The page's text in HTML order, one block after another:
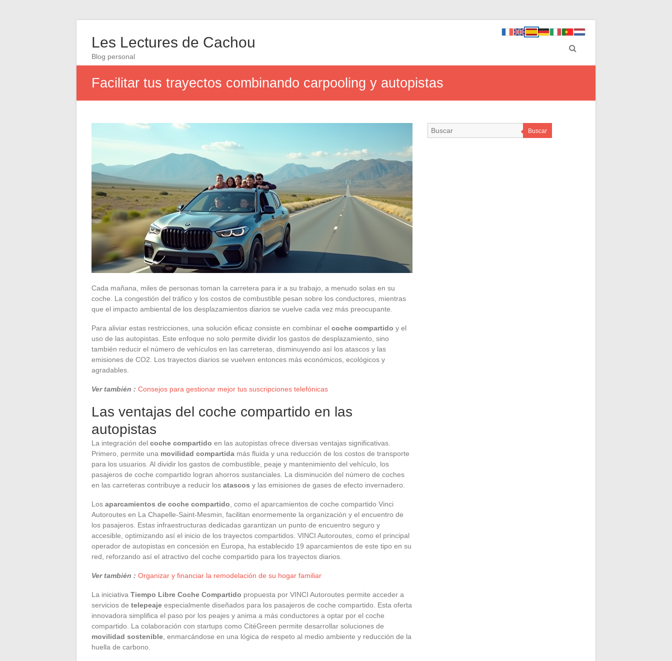
Les Lectures de Cachou
Blog personal
Facilitar tus trayectos combinando carpooling y autopistas
Cada mañana, miles de personas toman la carretera para ir a su trabajo, a menudo solas en su
coche. La congestión del tráfico y los costos de combustible pesan sobre los conductores, mientras
que el impacto ambiental de los desplazamientos diarios se vuelve cada vez más preocupante.
Para aliviar estas restricciones, una solución eficaz consiste en combinar el coche compartido y el
uso de las autopistas. Este enfoque no solo permite dividir los gastos de desplazamiento, sino
también reducir el número de vehículos en las carreteras, disminuyendo así los atascos y las
emisiones de CO2. Los trayectos diarios se vuelven entonces más económicos, ecológicos y
agradables.
Ver también : Consejos para gestionar mejor tus suscripciones telefónicas
Las ventajas del coche compartido en las
autopistas
La integración del coche compartido en las autopistas ofrece diversas ventajas significativas.
Primero, permite una movilidad compartida más fluida y una reducción de los costos de transporte
para los usuarios. Al dividir los gastos de combustible, peaje y mantenimiento del vehículo, los
pasajeros de coche compartido logran ahorros sustanciales. La disminución del número de coches
en las carreteras contribuye a reducir los atascos y las emisiones de gases de efecto invernadero.
Los aparcamientos de coche compartido , como el aparcamientos de coche compartido Vinci
Autoroutes en La Chapelle-Saint-Mesmin, facilitan enormemente la organización y el encuentro de
los pasajeros. Estas infraestructuras dedicadas garantizan un punto de encuentro seguro y
accesible, optimizando así el inicio de los trayectos compartidos. VINCI Autoroutes, como el principal
operador de autopistas en concesión en Europa, ha establecido 19 aparcamientos de este tipo en su
red, reforzando así el atractivo del coche compartido para los trayectos diarios.
Ver también : Organizar y financiar la remodelación de su hogar familiar
La iniciativa Tiempo Libre Coche Compartido propuesta por VINCI Autoroutes permite acceder a
servicios de telepeaje especialmente diseñados para los pasajeros de coche compartido. Esta oferta
innovadora simplifica el paso por los peajes y anima a más conductores a optar por el coche
compartido. La colaboración con startups como CitéGreen permite desarrollar soluciones de
movilidad sostenible , enmarcándose en una lógica de respeto al medio ambiente y reducción de la
huella de carbono.
Buscar